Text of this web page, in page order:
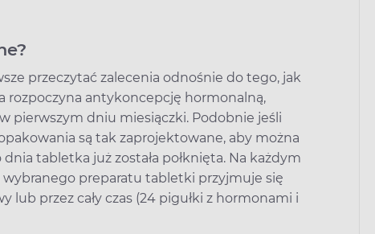
przeczytać zalecenia odnośnie do tego, jak
rozpoczyna antykoncepcję hormonalną,
pierwszym dniu miesiączki. Podobnie jeśli
są tak zaprojektowane, aby można
tabletka już została połknięta. Na każdym
preparatu tabletki przyjmuje się
lub przez cały czas (24 pigułki z hormonami i